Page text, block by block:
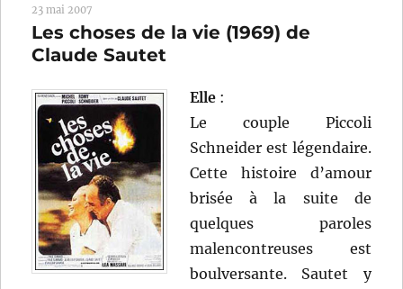
l’article
23 mai 2007
Les choses de la vie (1969) de
Claude Sautet
Elle :
Le couple Piccoli
Schneider est légendaire.
Cette histoire d’amour
brisée à la suite de
quelques paroles
malencontreuses est
boulversante. Sautet y